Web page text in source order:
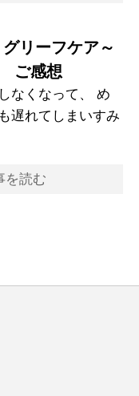
リーフケア～
ご感想
なくなって、 め
遅れてしまいすみ
を読む